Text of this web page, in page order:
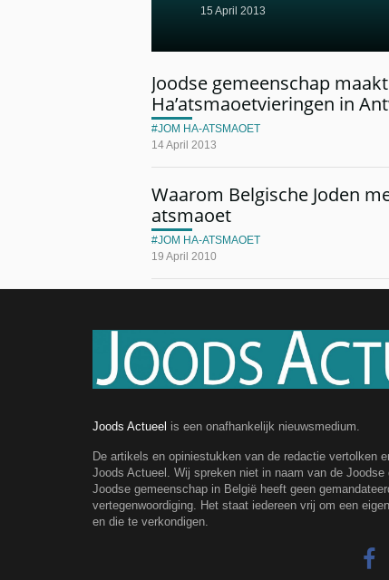
15 April 2013
Joodse gemeenschap
Ha’atsmaoetvieringen in
14 April 2013
JOM HA-ATSMAOET
Waarom Belgische Joden
atsmaoet
19 April 2010
JOM HA-ATSMAOET
Joods Actueel is een onafhankelijk nieuwsmedium.
De artikels en opiniestukken van de redactie vertolken
Joods Actueel. Wij spreken niet in naam van de Joodse
Joodse gemeenschap in België heeft geen
vertegenwoordiging. Het staat iedereen vrij om een
en die te verkondigen.